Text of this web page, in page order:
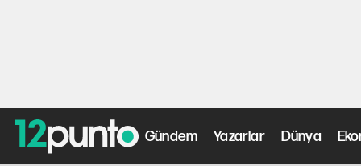
Gündem Yazarlar Dünya
Anasayfa>Fotoğraf Galerisi> Cengiz Ünder'in